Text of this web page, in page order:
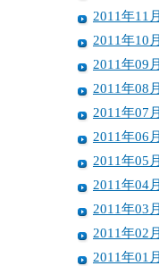
2011年11月
2011年10月
2011年09月
2011年08月
2011年07月
2011年06月
2011年05月
2011年04月
2011年03月
2011年02月
2011年01月